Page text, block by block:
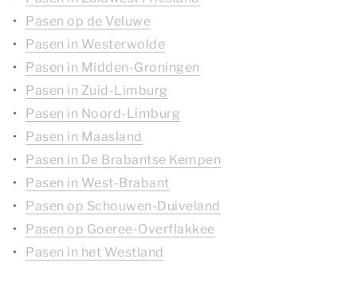
Pasen op de Veluwe
Pasen in Westerwolde
Pasen in Midden-Groningen
Pasen in Zuid-Limburg
Pasen in Noord-Limburg
Pasen in Maasland
Pasen in De Brabantse Kempen
Pasen in West-Brabant
Pasen op Schouwen-Duiveland
Pasen op Goeree-Overflakkee
Pasen in het Westland